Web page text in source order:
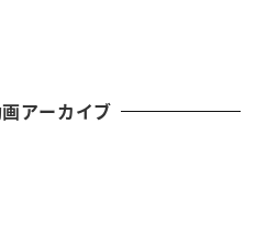
くていいこと
睡眠がうまく
とかストレス
アーカイブ